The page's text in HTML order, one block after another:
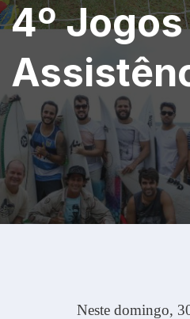
4º
Neste domingo,